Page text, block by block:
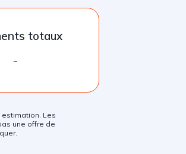
totaux
-
Les
une offre de